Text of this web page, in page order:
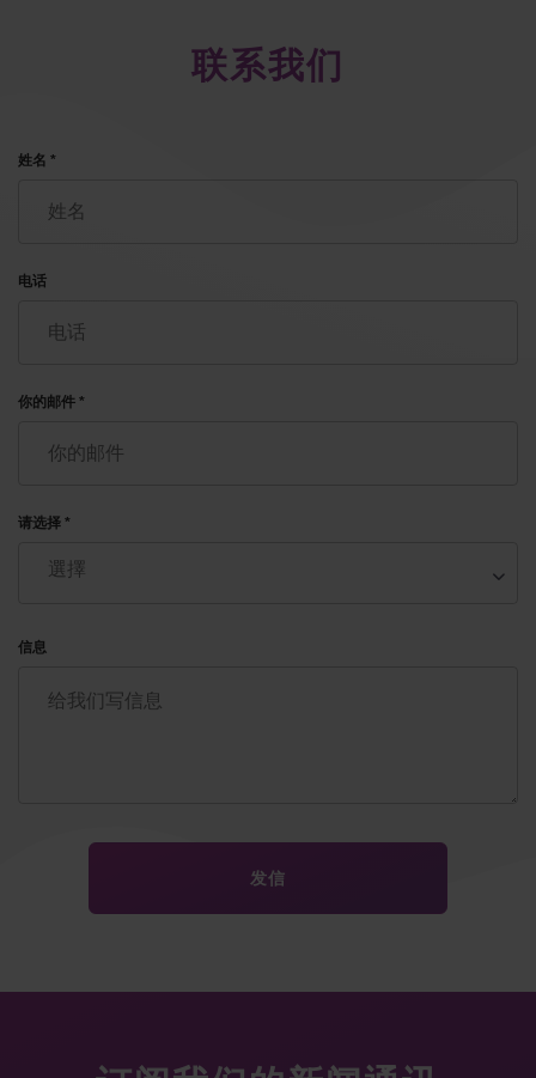
服务名单包括:
植入前诊断 – NGS(新一代测序) 保证遗传健
小孩的性别选择
用供体的卵子的时候，怀孕是保证的
IVF（体外人工授精）计划，代孕服务，不要付额
看看我们的网站为了比较服务包就选择您最喜欢
的。每个服务包保证长久期待的结果和优质服务：
联系我们
姓名 *
电话
你的邮件 *
请选择 *
信息